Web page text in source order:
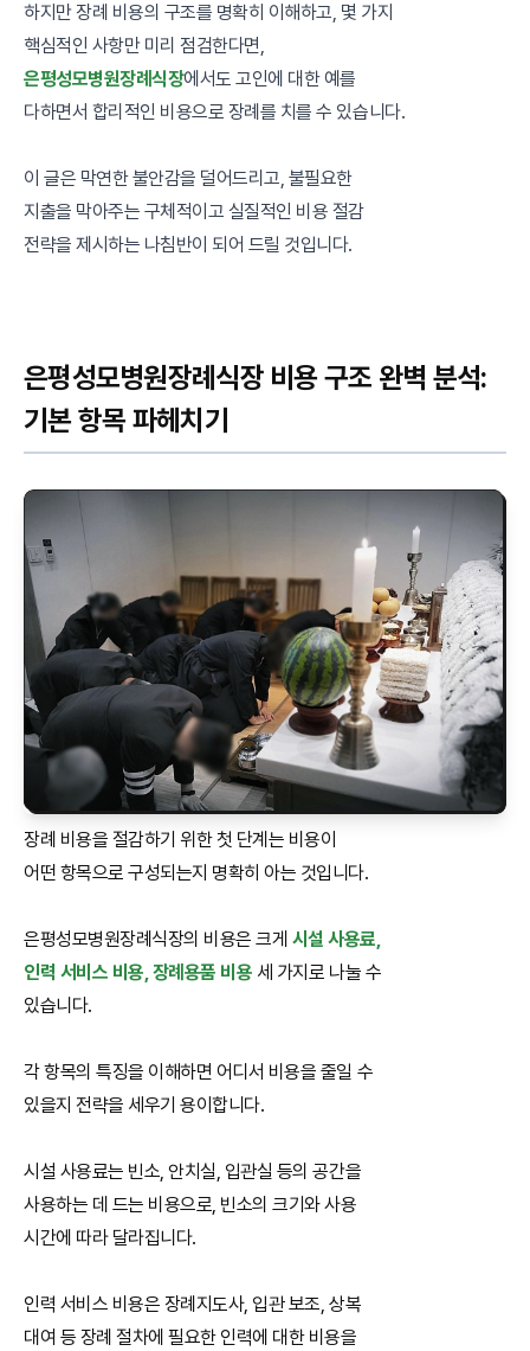
하지만 장례 비용의 구조를 명확히 이해하고, 몇 가지
핵심적인 사항만 미리 점검한다면,
은평성모병원장례식장에서도 고인에 대한 예를
다하면서 합리적인 비용으로 장례를 치를 수 있습니다.
이 글은 막연한 불안감을 덜어드리고, 불필요한
지출을 막아주는 구체적이고 실질적인 비용 절감
전략을 제시하는 나침반이 되어 드릴 것입니다.
은평성모병원장례식장 비용 구조 완벽 분석:
기본 항목 파헤치기
장례 비용을 절감하기 위한 첫 단계는 비용이
어떤 항목으로 구성되는지 명확히 아는 것입니다.
은평성모병원장례식장의 비용은 크게 시설 사용료,
인력 서비스 비용, 장례용품 비용 세 가지로 나눌 수
있습니다.
각 항목의 특징을 이해하면 어디서 비용을 줄일 수
있을지 전략을 세우기 용이합니다.
시설 사용료는 빈소, 안치실, 입관실 등의 공간을
사용하는 데 드는 비용으로, 빈소의 크기와 사용
시간에 따라 달라집니다.
인력 서비스 비용은 장례지도사, 입관 보조, 상복
대여 등 장례 절차에 필요한 인력에 대한 비용을